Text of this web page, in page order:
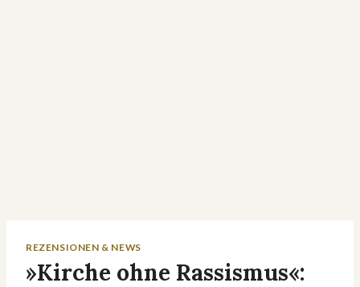
REZENSIONEN & NEWS
»Kirche ohne Rassismus«: